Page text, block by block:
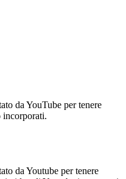
da YouTube per tenere
incorporati.
da Youtube per tenere